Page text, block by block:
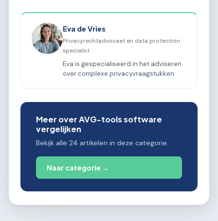
Eva de Vries
Privacyrechtadvocaat en data protection
specialist
Eva is gespecialiseerd in het adviseren
over complexe privacyvraagstukken.
Meer over AVG-tools software
vergelijken
Bekijk alle 24 artikelen in deze categorie.
Naar categorie →